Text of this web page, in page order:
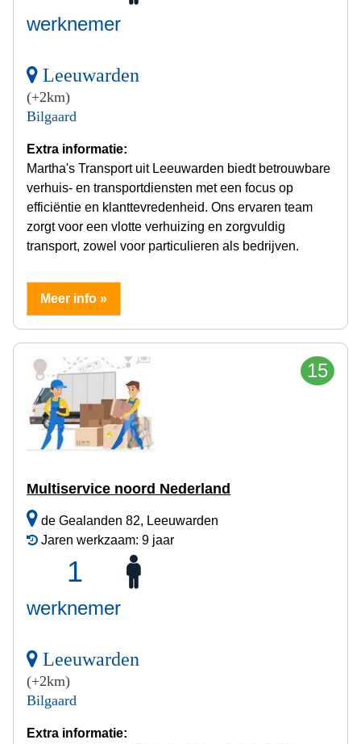
werknemer
Leeuwarden
(+2km)
Bilgaard
Extra informatie:
Martha's Transport uit Leeuwarden biedt betrouwbare
verhuis- en transportdiensten met een focus op
efficiëntie en klanttevredenheid. Ons ervaren team
zorgt voor een vlotte verhuizing en zorgvuldig
transport, zowel voor particulieren als bedrijven.
Meer info »
15
Multiservice noord Nederland
de Gealanden 82, Leeuwarden
Jaren werkzaam: 9 jaar
1
werknemer
Leeuwarden
(+2km)
Bilgaard
Extra informatie: